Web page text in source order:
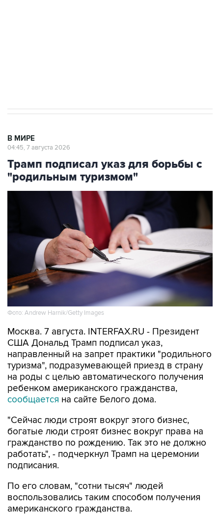
В МИРЕ
04:45, 7 августа 2026
Трамп подписал указ для борьбы с
"родильным туризмом"
Фото: Andrew Harnik/Getty Images
Москва. 7 августа. INTERFAX.RU - Президент
США Дональд Трамп подписал указ,
направленный на запрет практики "родильного
туризма", подразумевающей приезд в страну
на роды с целью автоматического получения
ребенком американского гражданства,
сообщается на сайте Белого дома.
"Сейчас люди строят вокруг этого бизнес,
богатые люди строят бизнес вокруг права на
гражданство по рождению. Так это не должно
работать", - подчеркнул Трамп на церемонии
подписания.
По его словам, "сотни тысяч" людей
воспользовались таким способом получения
американского гражданства.